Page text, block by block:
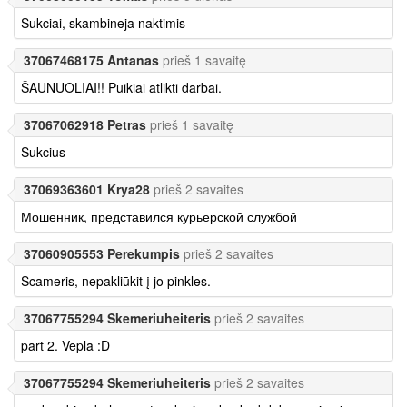
Sukciai, skambineja naktimis
37067468175 Antanas prieš 1 savaitę
ŠAUNUOLIAI!! Puikiai atlikti darbai.
37067062918 Petras prieš 1 savaitę
Sukcius
37069363601 Krya28 prieš 2 savaites
Мошенник, представился курьерской службой
37060905553 Perekumpis prieš 2 savaites
Scameris, nepakliūkit į jo pinkles.
37067755294 Skemeriuheiteris prieš 2 savaites
part 2. Vepla :D
37067755294 Skemeriuheiteris prieš 2 savaites